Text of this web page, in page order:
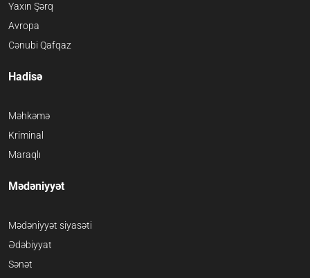
Yaxın Şərq
Avropa
Cənubi Qafqaz
Hadisə
Məhkəmə
Kriminal
Maraqlı
Mədəniyyət
Mədəniyyət siyasəti
Ədəbiyyat
Sənət